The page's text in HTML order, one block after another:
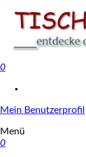
0
Mein Benutzerprofil
Menü
0